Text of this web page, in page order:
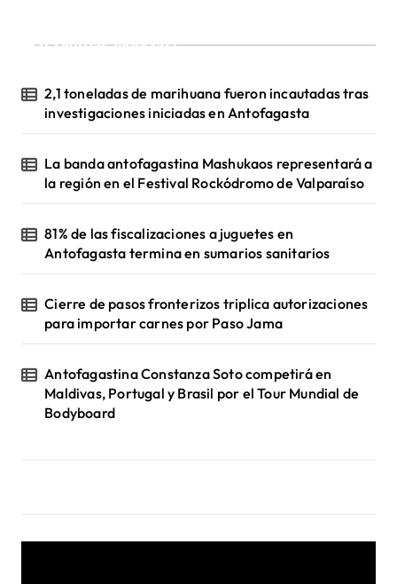
¡Ultimas Noticias!
2,1 toneladas de marihuana fueron incautadas tras
investigaciones iniciadas en Antofagasta
La banda antofagastina Mashukaos representará a
la región en el Festival Rockódromo de Valparaíso
81% de las fiscalizaciones a juguetes en
Antofagasta termina en sumarios sanitarios
Cierre de pasos fronterizos triplica autorizaciones
para importar carnes por Paso Jama
Antofagastina Constanza Soto competirá en
Maldivas, Portugal y Brasil por el Tour Mundial de
Bodyboard